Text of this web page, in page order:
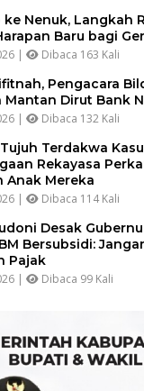
ke Nenuk, Langkah
Baru bagi
| Dibaca 163 Kali
Pengacara
Mantan Dirut Bank
| Dibaca 132 Kali
Terdakwa
Rekayasa
Anak Mereka
| Dibaca 114 Kali
Desak
Bersubsidi:
Pajak
| Dibaca 99 Kali